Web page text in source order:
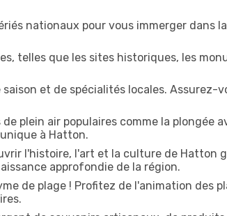
nationaux pour vous immerger dans
telles que les sites historiques, les
et de spécialités locales. Assurez-
plein air populaires comme la plongée
à Hatton.
l'histoire, l'art et la culture de Hatton
approfondie de la région.
de plage ! Profitez de l'animation des